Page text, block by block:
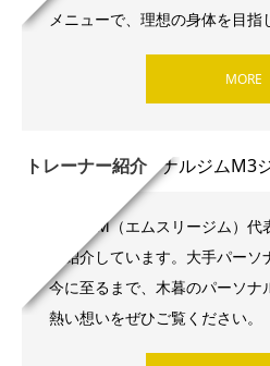
メニューで、理想の身体を目指
MORE
トレーナー紹介
M3 GYM（エムスリージム）
て紹介しています。大手パー
今に至るまで、木暮のパーソナ
熱い想いをぜひご覧ください。